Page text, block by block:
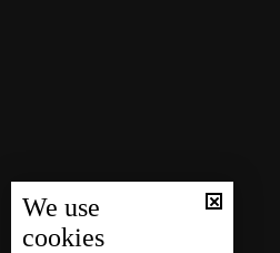
We use
cookies